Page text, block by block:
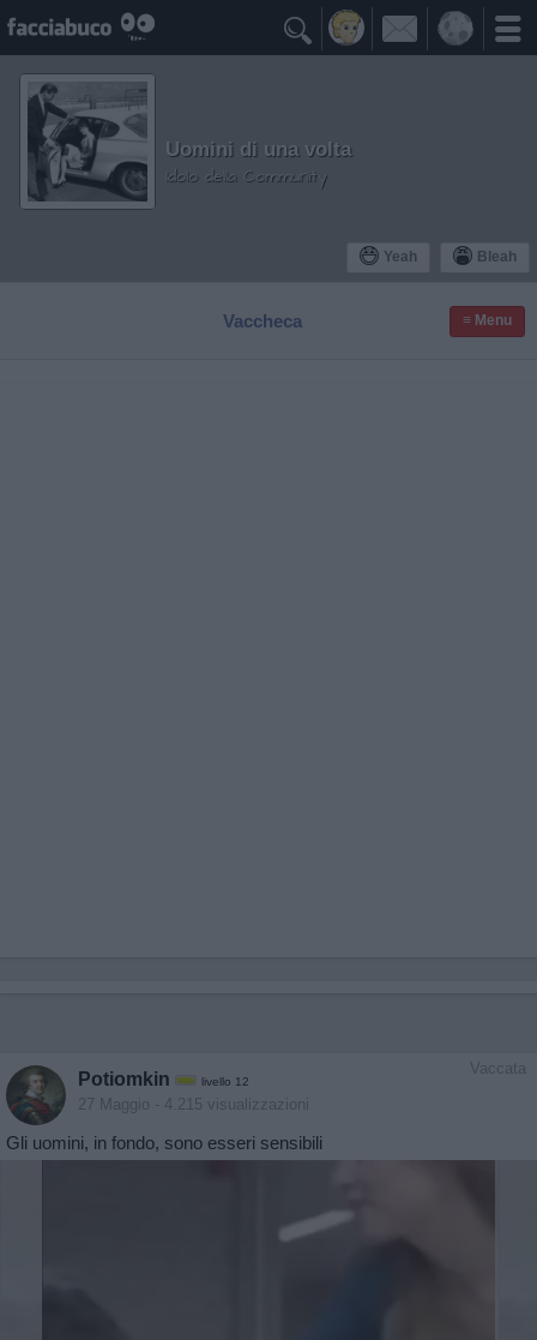

Yeah Bleah
Uomini di una volta
Idolo della Community
Vaccheca ≡ Menu
Vaccata
Potiomkin livello 12
27 Maggio - 4.215 visualizzazioni
Gli uomini, in fondo, sono esseri sensibili